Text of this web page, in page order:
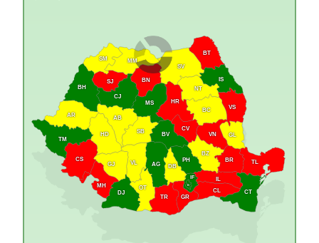
AR
BH
CS PH
IF
TM
BT
GL
BZ
BR TL
CT
GR
DB
IS
NT
SJ
SM
AG
SB
VL
BV
CV
HR
MM
MS
CJ
HD
AB
BN
VN
VS
DJ
GJ
MH
BC
OT
TR
B
CL
SV
IL